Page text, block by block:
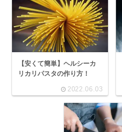
【安くて簡単】ヘルシーカ
リカリパスタの作り方！
2022.06.03